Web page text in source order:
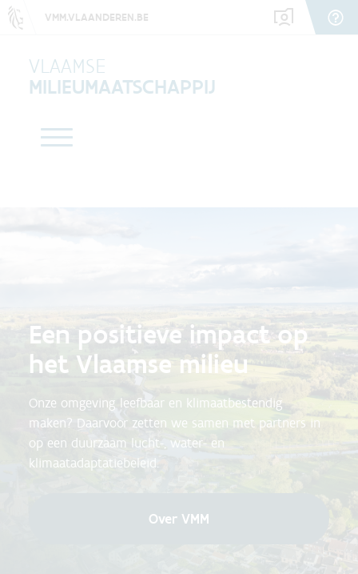
VMM.VLAANDEREN.BE
VLAAMSE
MILIEUMAATSCHAPPIJ
Een positieve impact op
het Vlaamse milieu
Onze omgeving leefbaar en klimaatbestendig
maken? Daarvoor zetten we samen met partners in
op een duurzaam lucht-, water- en
klimaatadaptatiebeleid.
Over VMM